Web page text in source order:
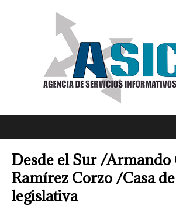
Desde el Sur /Armando
Ramírez Corzo /Casa
legislativa